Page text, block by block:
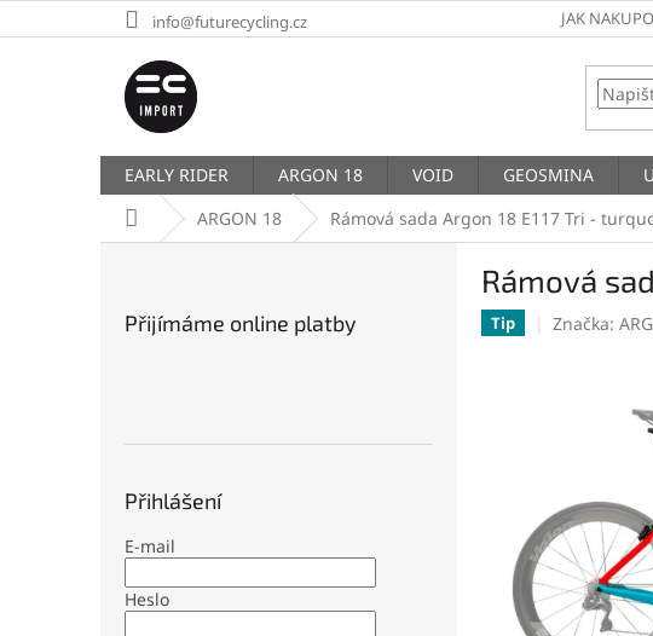
na
info@futurecycling.cz JAK
EARLY RIDER ARGON 18 VOID GEOSMINA
Domů ARGON 18 Rámová sada Argon 18 E117 Tri -
Přijímáme online platby
Přihlášení
E-mail
Heslo
Rámová
Tip Značka: